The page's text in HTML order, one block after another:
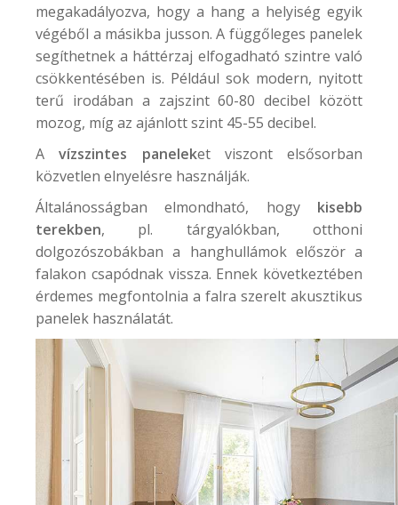
megakadályozva, hogy a hang a helyiség egyik
végéből a másikba jusson. A függőleges panelek
segíthetnek a háttérzaj elfogadható szintre való
csökkentésében is. Például sok modern, nyitott
terű irodában a zajszint 60-80 decibel között
mozog, míg az ajánlott szint 45-55 decibel.
Avízszintes paneleket viszont elsősorban
közvetlen elnyelésre használják.
Általánosságban elmondható, hogy kisebb
terekben, pl. tárgyalókban, otthoni
dolgozószobákban a hanghullámok először a
falakon csapódnak vissza. Ennek következtében
érdemes megfontolnia a falra szerelt akusztikus
panelek használatát.